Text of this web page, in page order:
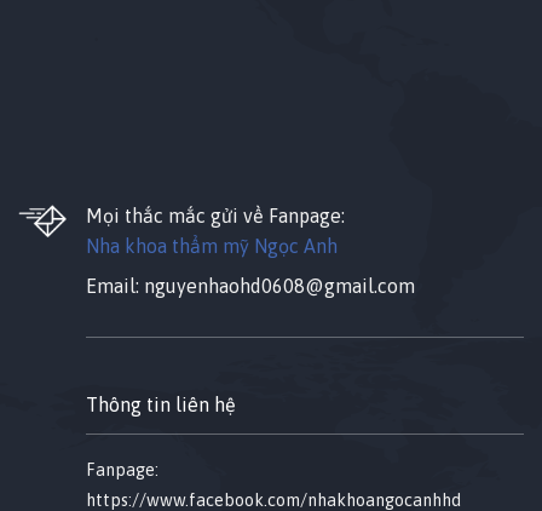
Mọi thắc mắc gửi về Fanpage:
Nha khoa thẩm mỹ Ngọc Anh
Email: nguyenhaohd0608@gmail.com
Thông tin liên hệ
Fanpage:
https://www.facebook.com/nhakhoangocanhhd